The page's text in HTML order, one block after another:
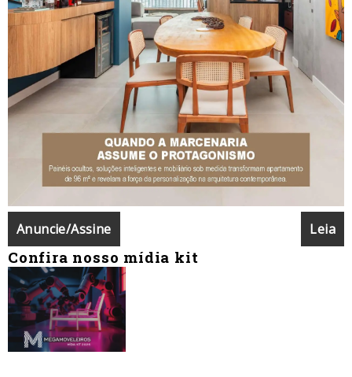
Anuncie/Assine Leia
Confira nosso mídia kit